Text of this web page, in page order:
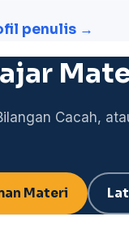
penulis →
Cacah,
Materi